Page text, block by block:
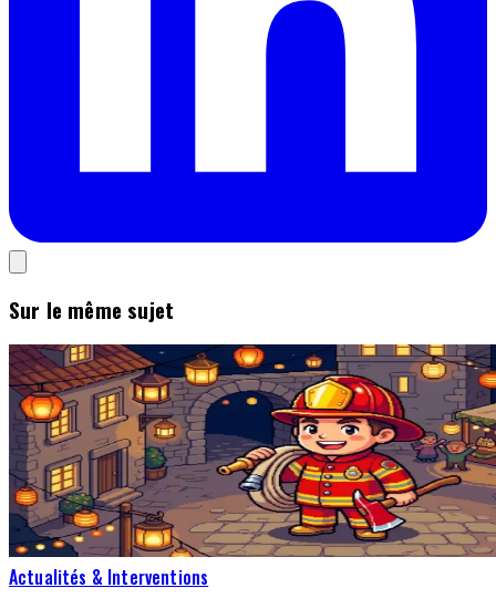
Sur le même sujet
Actualités & Interventions